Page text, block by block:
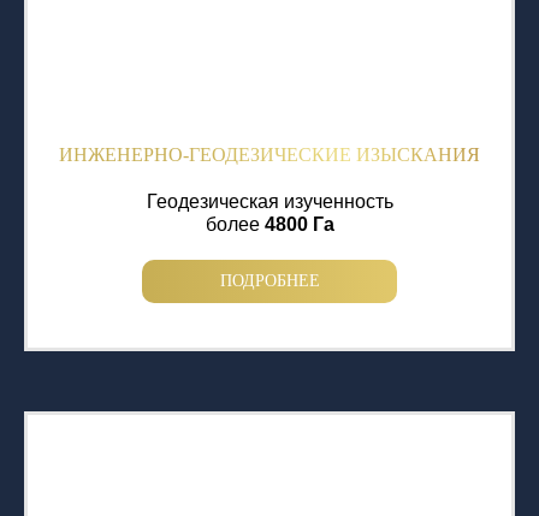
ИНЖЕНЕРНО-ГЕОДЕЗИЧЕСКИЕ ИЗЫСКАНИЯ
Геодезическая изученность
более 4800 Га
ПОДРОБНЕЕ